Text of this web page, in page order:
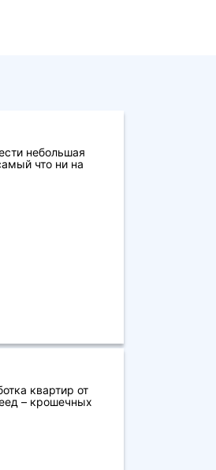
небольшая
что ни на
квартир от
– крошечных